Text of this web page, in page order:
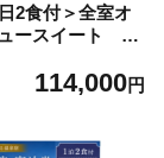
2食付＞全室オ
ースイート ヴ
】114,000円